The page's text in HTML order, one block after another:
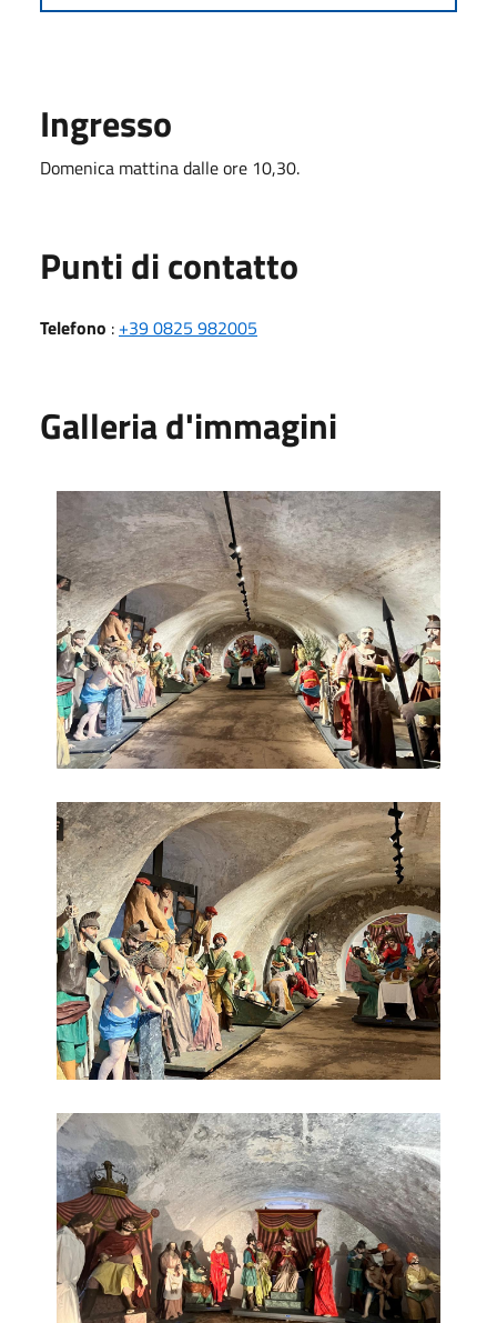
Ingresso
Domenica mattina dalle ore 10,30.
Punti di contatto
Telefono : +39 0825 982005
Galleria d'immagini
Museo dei Misteri 1
Museo dei Misteri 2
Museo dei Misteri 3